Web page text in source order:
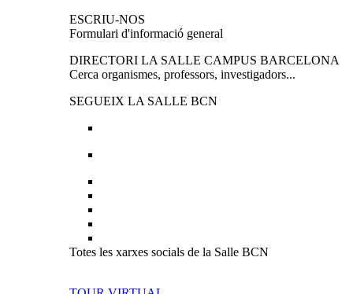
ESCRIU-NOS
Formulari d'informació general
DIRECTORI LA SALLE CAMPUS BARCELONA
Cerca organismes, professors, investigadors...
SEGUEIX LA SALLE BCN
Totes les xarxes socials de la Salle BCN